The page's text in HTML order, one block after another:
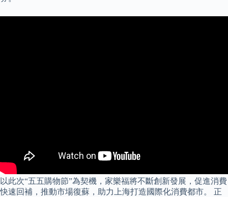
以此次“五五購物節”為契機，家樂福將不斷創新發展，促進消費
快速回補，推動市場復蘇，助力上海打造國際化消費都市。 正